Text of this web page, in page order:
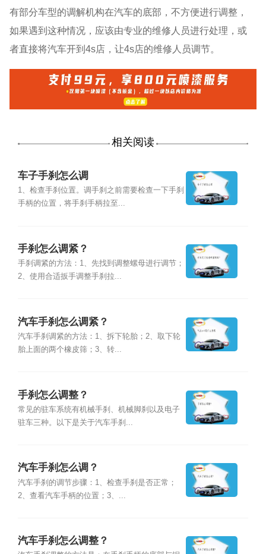
有部分车型的调解机构在汽车的底部，不方便进行调整，
如果遇到这种情况，应该由专业的维修人员进行处理，或
者直接将汽车开到4s店，让4s店的维修人员调节。
相关阅读
车子手刹怎么调
1、检查手刹位置。调手刹之前需要检查一下手刹
手柄的位置，将手刹手柄拉至...
手刹怎么调紧？
手刹调紧的方法：1、先找到调整螺母进行调节；
2、使用合适扳手调整手刹拉...
汽车手刹怎么调紧？
汽车手刹调紧的方法：1、拆下轮胎；2、取下轮
胎上面的两个橡皮筛；3、转...
手刹怎么调整？
常见的驻车系统有机械手刹、机械脚刹以及电子
驻车三种。以下是关于汽车手刹...
汽车手刹怎么调？
汽车手刹的调节步骤：1、检查手刹是否正常；
2、查看汽车手柄的位置；3、...
汽车手刹怎么调整？